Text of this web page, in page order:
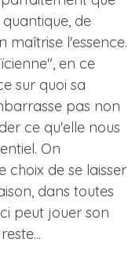
de
maîtrise l'essence.
en ce
sur quoi sa
pas non
ce qu'elle nous
On
choix de se laisser
dans toutes
peut jouer son